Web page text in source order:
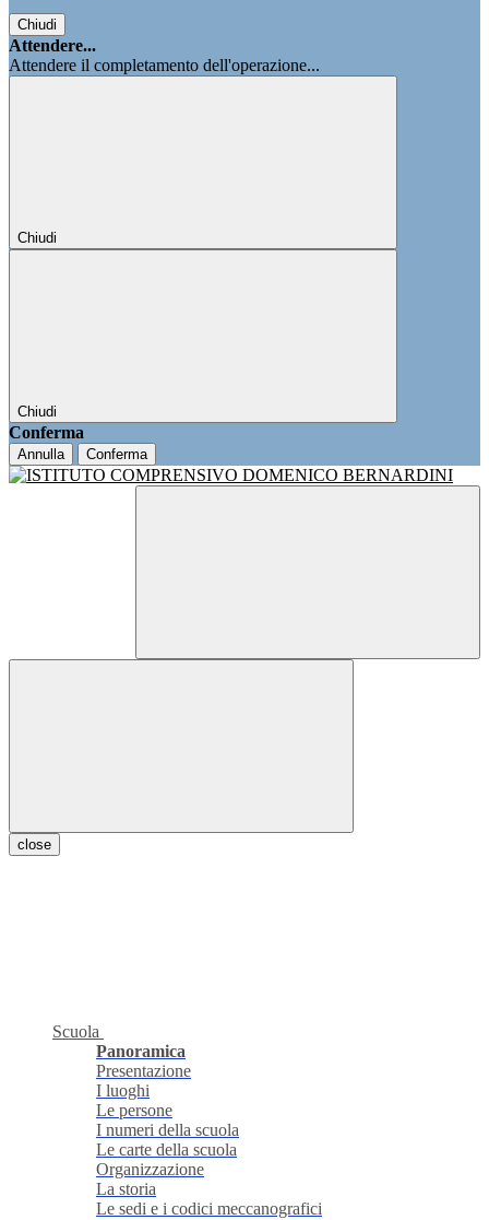
Chiudi
Attendere...
Attendere il completamento dell'operazione...
Chiudi
Chiudi
Conferma
Annulla Conferma
close
Scuola
Panoramica
Presentazione
I luoghi
Le persone
I numeri della scuola
Le carte della scuola
Organizzazione
La storia
Le sedi e i codici meccanografici